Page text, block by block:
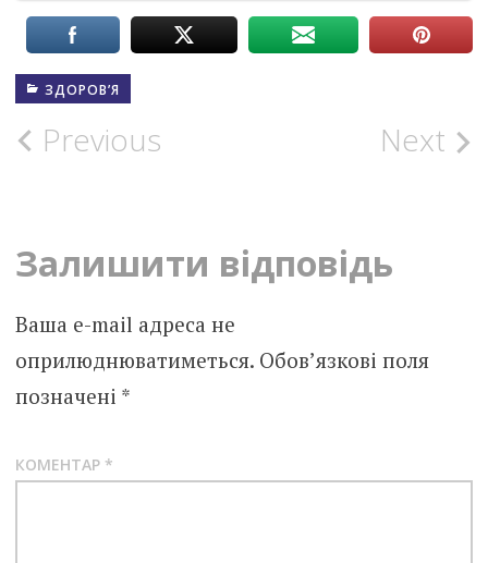
ЗДОРОВ’Я
Post
Previous Next
Залишити відповідь
Ваша e-mail адреса не
оприлюднюватиметься. Обов’язкові поля
позначені *
КОМЕНТАР *